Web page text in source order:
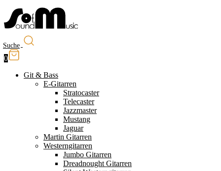
Suche
0
Git & Bass
E-Gitarren
Stratocaster
Telecaster
Jazzmaster
Mustang
Jaguar
Martin Gitarren
Westerngitarren
Jumbo Gitarren
Dreadnought Gitarren